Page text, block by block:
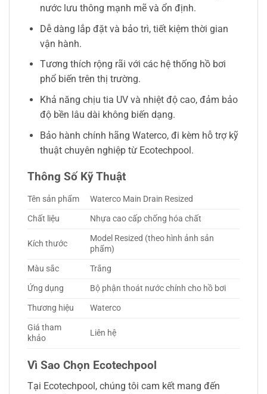
nước lưu thông mạnh mẽ và ổn định.
Dễ dàng lắp đặt và bảo trì, tiết kiệm thời gian
vận hành.
Tương thích rộng rãi với các hệ thống hồ bơi
phổ biến trên thị trường.
Khả năng chịu tia UV và nhiệt độ cao, đảm bảo
độ bền lâu dài không biến dạng.
Bảo hành chính hãng Waterco, đi kèm hỗ trợ kỹ
thuật chuyên nghiệp từ Ecotechpool.
Thông Số Kỹ Thuật
Tên sản phẩm
Waterco Main Drain Resized
Chất liệu
Nhựa cao cấp chống hóa chất
Kích thước
Model Resized (theo hình ảnh sản
phẩm)
Màu sắc
Trắng
Ứng dụng
Bộ phận thoát nước chính cho hồ bơi
Thương hiệu
Waterco
Giá tham
khảo
Liên hệ
Vì Sao Chọn Ecotechpool
Tại Ecotechpool, chúng tôi cam kết mang đến